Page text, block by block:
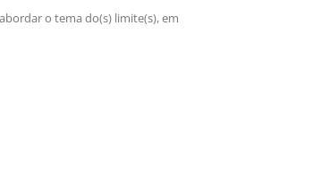
o tema do(s) limite(s), em